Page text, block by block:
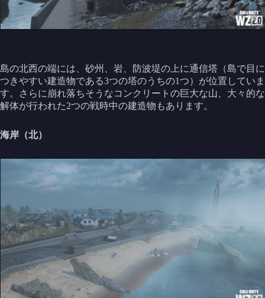
島の北西の端には、砂州、岩、防波堤の上に通信塔（島で目に
つきやすい建造物である3つの塔のうちの1つ）が位置していま
す。さらに崩れ落ちそうなコンクリートの巨大な山、大々的な
解体が行われた2つの戦時中の建造物もあります。
海岸（北）